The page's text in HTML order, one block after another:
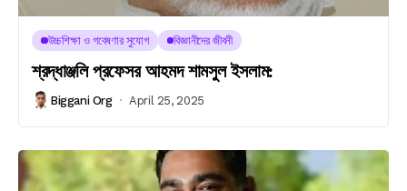
উচ্চশিক্ষা ও গবেষণার সুযোগ বিজ্ঞানীদের জীবনী
শ্রদ্ধাঞ্জলি প্রফেসর আহমদ শামসুল ইসলাম:
Biggani Org April 25, 2025